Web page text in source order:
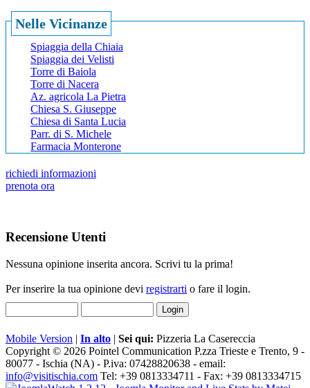
Nelle Vicinanze
Spiaggia della Chiaia
Spiaggia dei Velisti
Torre di Baiola
Torre di Nacera
Az. agricola La Pietra
Chiesa S. Giuseppe
Chiesa di Santa Lucia
Parr. di S. Michele
Farmacia Monterone
richiedi informazioni
prenota ora
Recensione Utenti
Nessuna opinione inserita ancora. Scrivi tu la prima!
Per inserire la tua opinione devi registrarti o fare il login.
Mobile Version | In alto | Sei qui: Pizzeria La Casereccia
Copyright © 2026 Pointel Communication P.zza Trieste e Trento, 9 -
80077 - Ischia (NA) - P.iva: 07428820638 - email:
info@visitischia.com Tel: +39 0813334711 - Fax: +39 0813334715